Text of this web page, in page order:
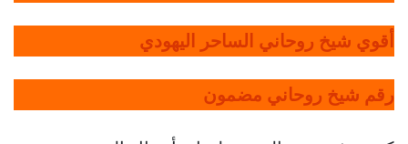
أقوي شيخ روحاني الساحر اليهودي
رقم شيخ روحاني مضمون